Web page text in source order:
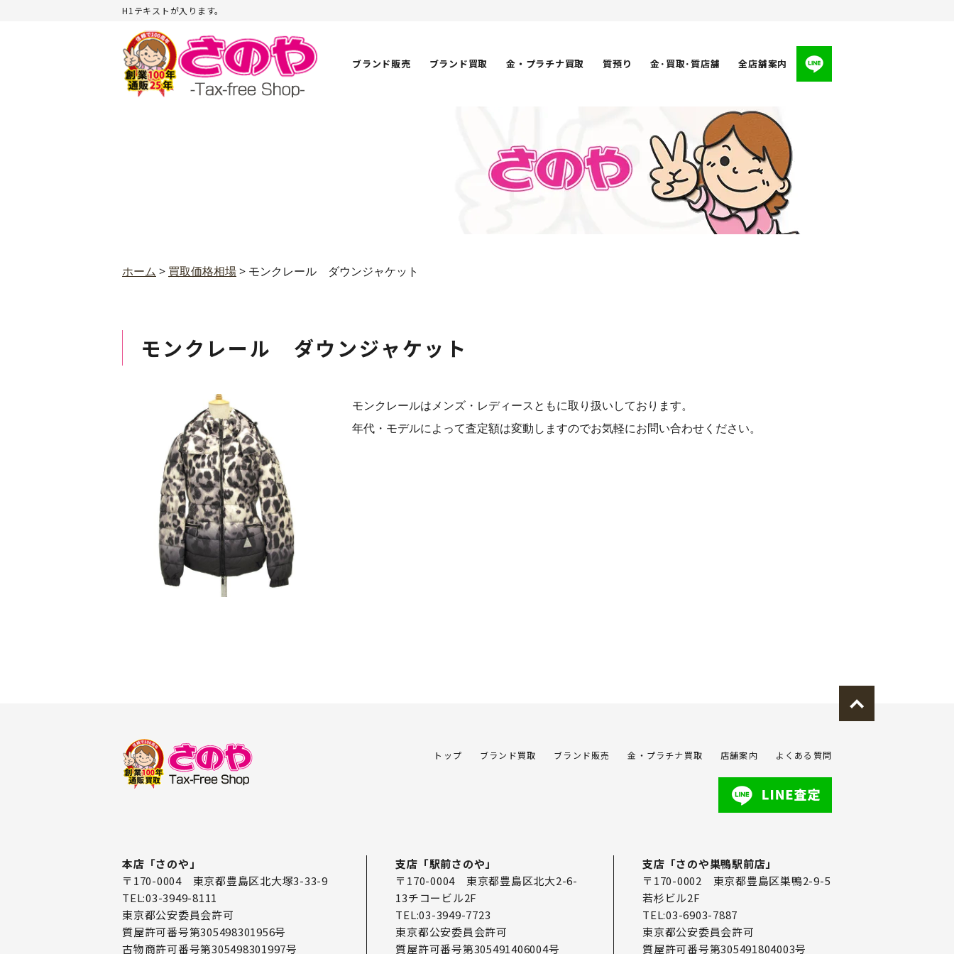
H1テキストが入ります。
ブランド販売 ブランド買取 金・プラチナ買取 質預り 金･買取･質店舗 全店舗案内
ホーム > 買取価格相場> モンクレール ダウンジャケット
モンクレール ダウンジャケット
モンクレールはメンズ・レディースともに取り扱いしております。
年代・モデルによって査定額は変動しますのでお気軽にお問い合わせください。
トップ ブランド買取 ブランド販売 金・プラチナ買取 店舗案内 よくある質問
本店「さのや」
〒170-0004 東京都豊島区北大塚3-33-9
TEL:03-3949-8111
東京都公安委員会許可
質屋許可番号第305498301956号
古物商許可番号第305498301997号
支店「駅前さのや」
〒170-0004 東京都豊島区北大2-6-
13チコービル2F
TEL:03-3949-7723
東京都公安委員会許可
質屋許可番号第305491406004号
支店「さのや巣鴨駅前店」
〒170-0002 東京都豊島区巣鴨2-9-5
若杉ビル2F
TEL:03-6903-7887
東京都公安委員会許可
質屋許可番号第305491804003号